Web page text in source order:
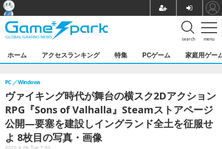
menu
search
ホーム アクセスランキング 特集 PCゲーム 家庭用ゲー
ヴァイキング時代が舞台の横スク2Dアクション
RPG『Sons of Valhalla』Steamストアページ
公開―要塞を建設しイングランド全土を征服せ
よ 8枚目の写真・画像
PC Windows
2022.4.26 Tue 7:00